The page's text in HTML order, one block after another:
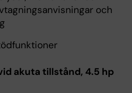
och
akuta tillstånd, 4.5 hp